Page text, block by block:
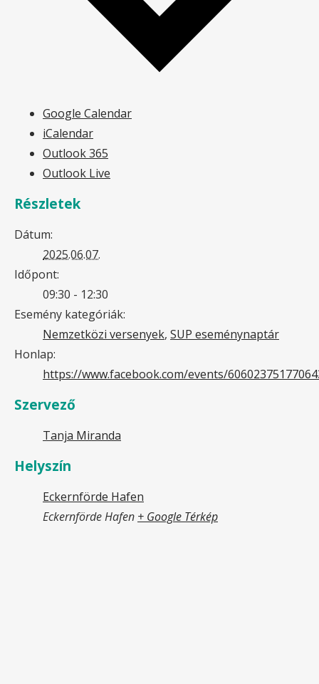
Google Calendar
iCalendar
Outlook 365
Outlook Live
Részletek
Dátum:
2025.06.07.
Időpont:
09:30 - 12:30
Esemény kategóriák:
Nemzetközi versenyek, SUP eseménynaptár
Honlap:
https://www.facebook.com/events/
Szervező
Tanja Miranda
Helyszín
Eckernförde Hafen
Eckernförde Hafen + Google Térkép